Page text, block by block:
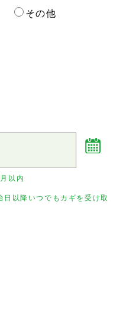
その他
以内
以降いつでもカギを受け取